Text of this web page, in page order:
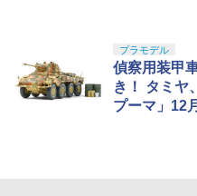
プラモデル
偵察用装甲
き！ タミヤ
プーマ」12